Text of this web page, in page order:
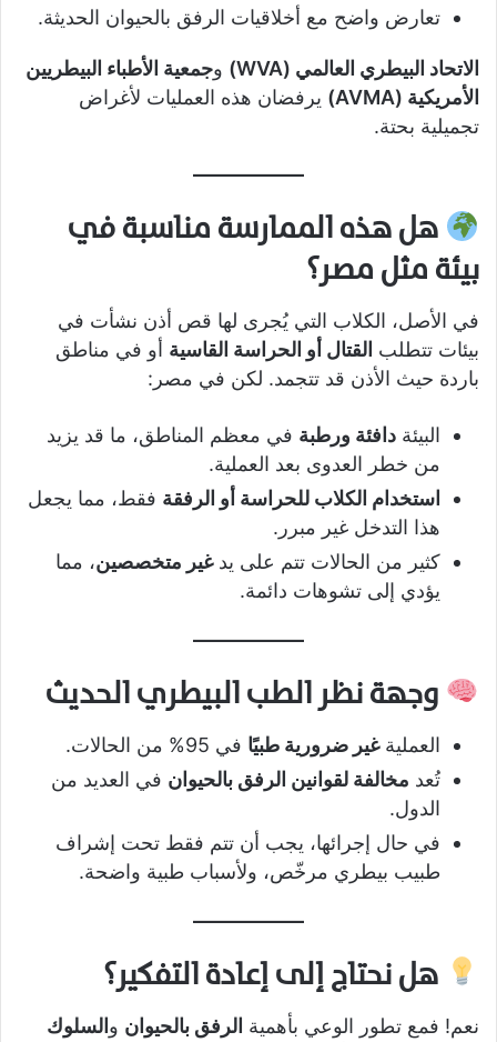
تعارض واضح مع أخلاقيات الرفق بالحيوان الحديثة.
الاتحاد البيطري العالمي (WVA) وجمعية الأطباء البيطريين
الأمريكية (AVMA)
يرفضان هذه العمليات لأغراض
تجميلية بحتة.
هل هذه الممارسة مناسبة في
بيئة مثل مصر؟
في الأصل، الكلاب التي يُجرى لها قص أذن نشأت في
بيئات تتطلب القتال أو الحراسة القاسية أو في مناطق
باردة حيث الأذن قد تتجمد. لكن في مصر:
البيئة دافئة ورطبة في معظم المناطق، ما قد يزيد
من خطر العدوى بعد العملية.
استخدام الكلاب للحراسة أو الرفقة فقط، مما يجعل
هذا التدخل غير مبرر.
كثير من الحالات تتم على يدغير متخصصين، مما
يؤدي إلى تشوهات دائمة.
وجهة نظر الطب البيطري الحديث
العمليةغير ضرورية طبيًا في 95% من الحالات.
تُعد مخالفة لقوانين الرفق بالحيوان في العديد من
الدول.
في حال إجرائها، يجب أن تتم فقط تحت إشراف
طبيب بيطري مرخّص، ولأسباب طبية واضحة.
هل نحتاج إلى إعادة التفكير؟
نعم! فمع تطور الوعي بأهمية الرفق بالحيوان و السلوك